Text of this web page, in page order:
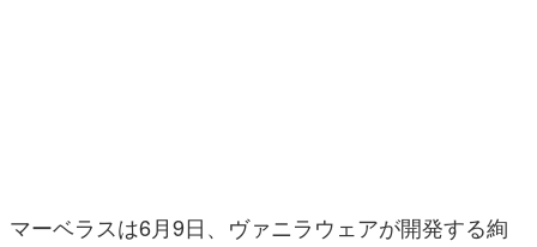
マーベラスは6月9日、ヴァニラウェアが開発する絢